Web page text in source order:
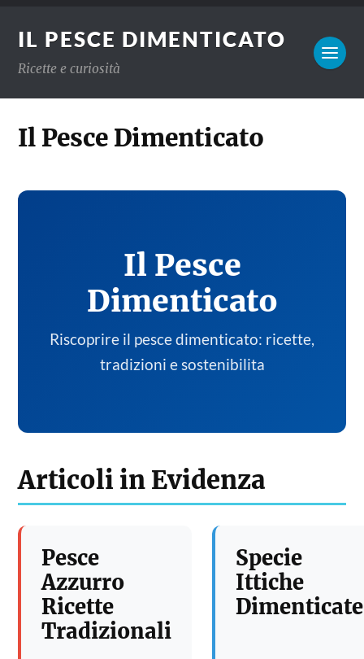
IL PESCE DIMENTICATO
Ricette e curiosità
Il Pesce Dimenticato
Il Pesce
Dimenticato
Riscoprire il pesce dimenticato: ricette,
tradizioni e sostenibilita
Articoli in Evidenza
Pesce
Azzurro
Ricette
Tradizionali
Specie
Ittiche
Dimenticate